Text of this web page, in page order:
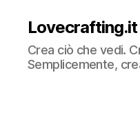
Lovecrafting.it
Crea ciò che vedi.
Semplicemente,